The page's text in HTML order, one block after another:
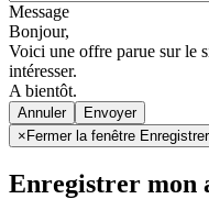
Message
Bonjour,
Voici une offre parue sur le
intéresser.
A bientôt.
Annuler
× Fermer la fenêtre
Enregistrer mon